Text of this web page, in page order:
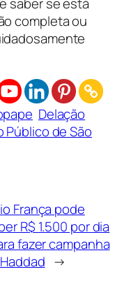
completa ou
Delação
Público de São
França pode
R$ 1.500 por dia
fazer campanha
→